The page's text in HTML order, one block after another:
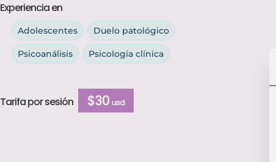
Experiencia en
Adolescentes Duelo patológico
Psicoanálisis Psicología clínica
Tarifa por sesión $30usd